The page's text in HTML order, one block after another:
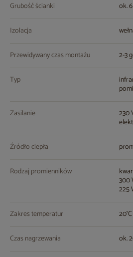
Grubość ścianki ok.
Izolacja
Przewidywany czas montażu 2-3
Typ
Zasilanie 230
Źródło ciepła
Rodzaj promienników
300
225
Zakres temperatur
Czas nagrzewania ok.